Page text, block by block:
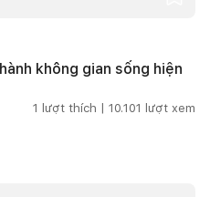
không gian sống hiện
1 lượt thích | 10.101 lượt xem